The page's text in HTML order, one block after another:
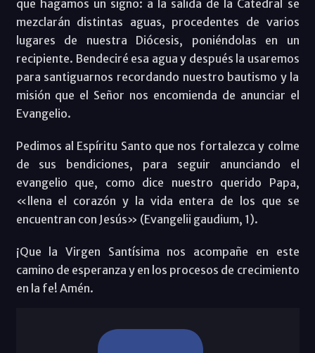
que hagamos un signo: a la salida de la Catedral se
mezclarán distintas aguas, procedentes de varios
lugares de nuestra Diócesis, poniéndolas en un
recipiente. Bendeciré esa agua y después la usaremos
para santiguarnos recordando nuestro bautismo y la
misión que el Señor nos encomienda de anunciar el
Evangelio.
Pedimos al Espíritu Santo que nos fortalezca y colme
de sus bendiciones, para seguir anunciando el
evangelio que, como dice nuestro querido Papa,
«llena el corazón y la vida entera de los que se
encuentran con Jesús» (Evangelii gaudium, 1).
¡Que la Virgen Santísima nos acompañe en este
camino de esperanza y en los procesos de crecimiento
en la fe! Amén.